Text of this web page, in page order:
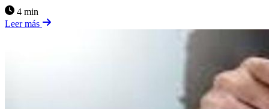
4 min
Leer más